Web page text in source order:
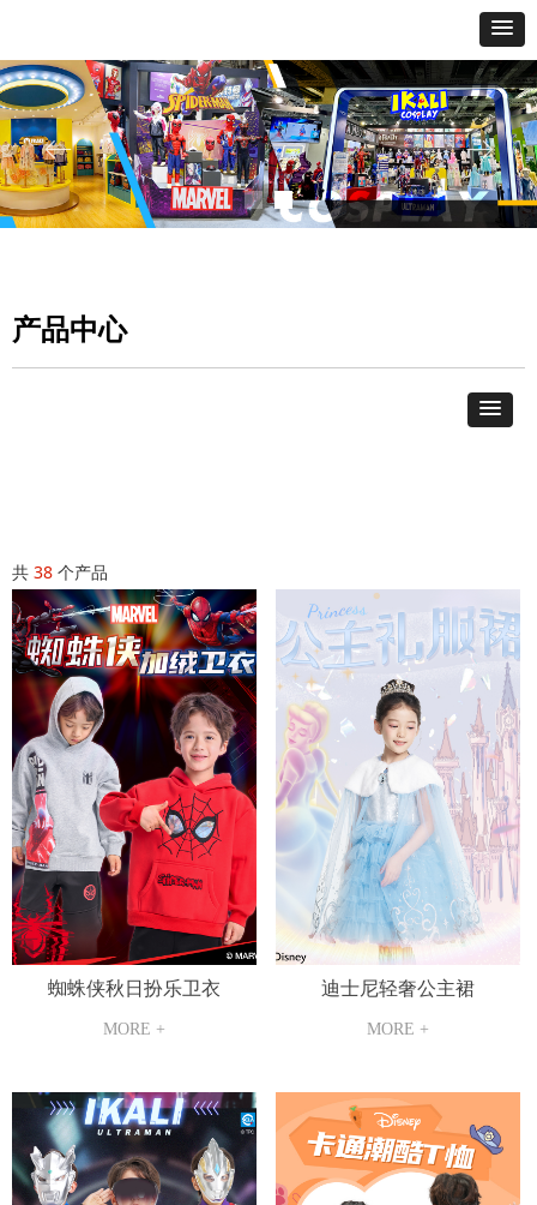
产品中心
共 38 个产品
蜘蛛侠秋日扮乐卫衣
MORE +
迪士尼轻奢公主裙
MORE +
ꂃ ꁹ